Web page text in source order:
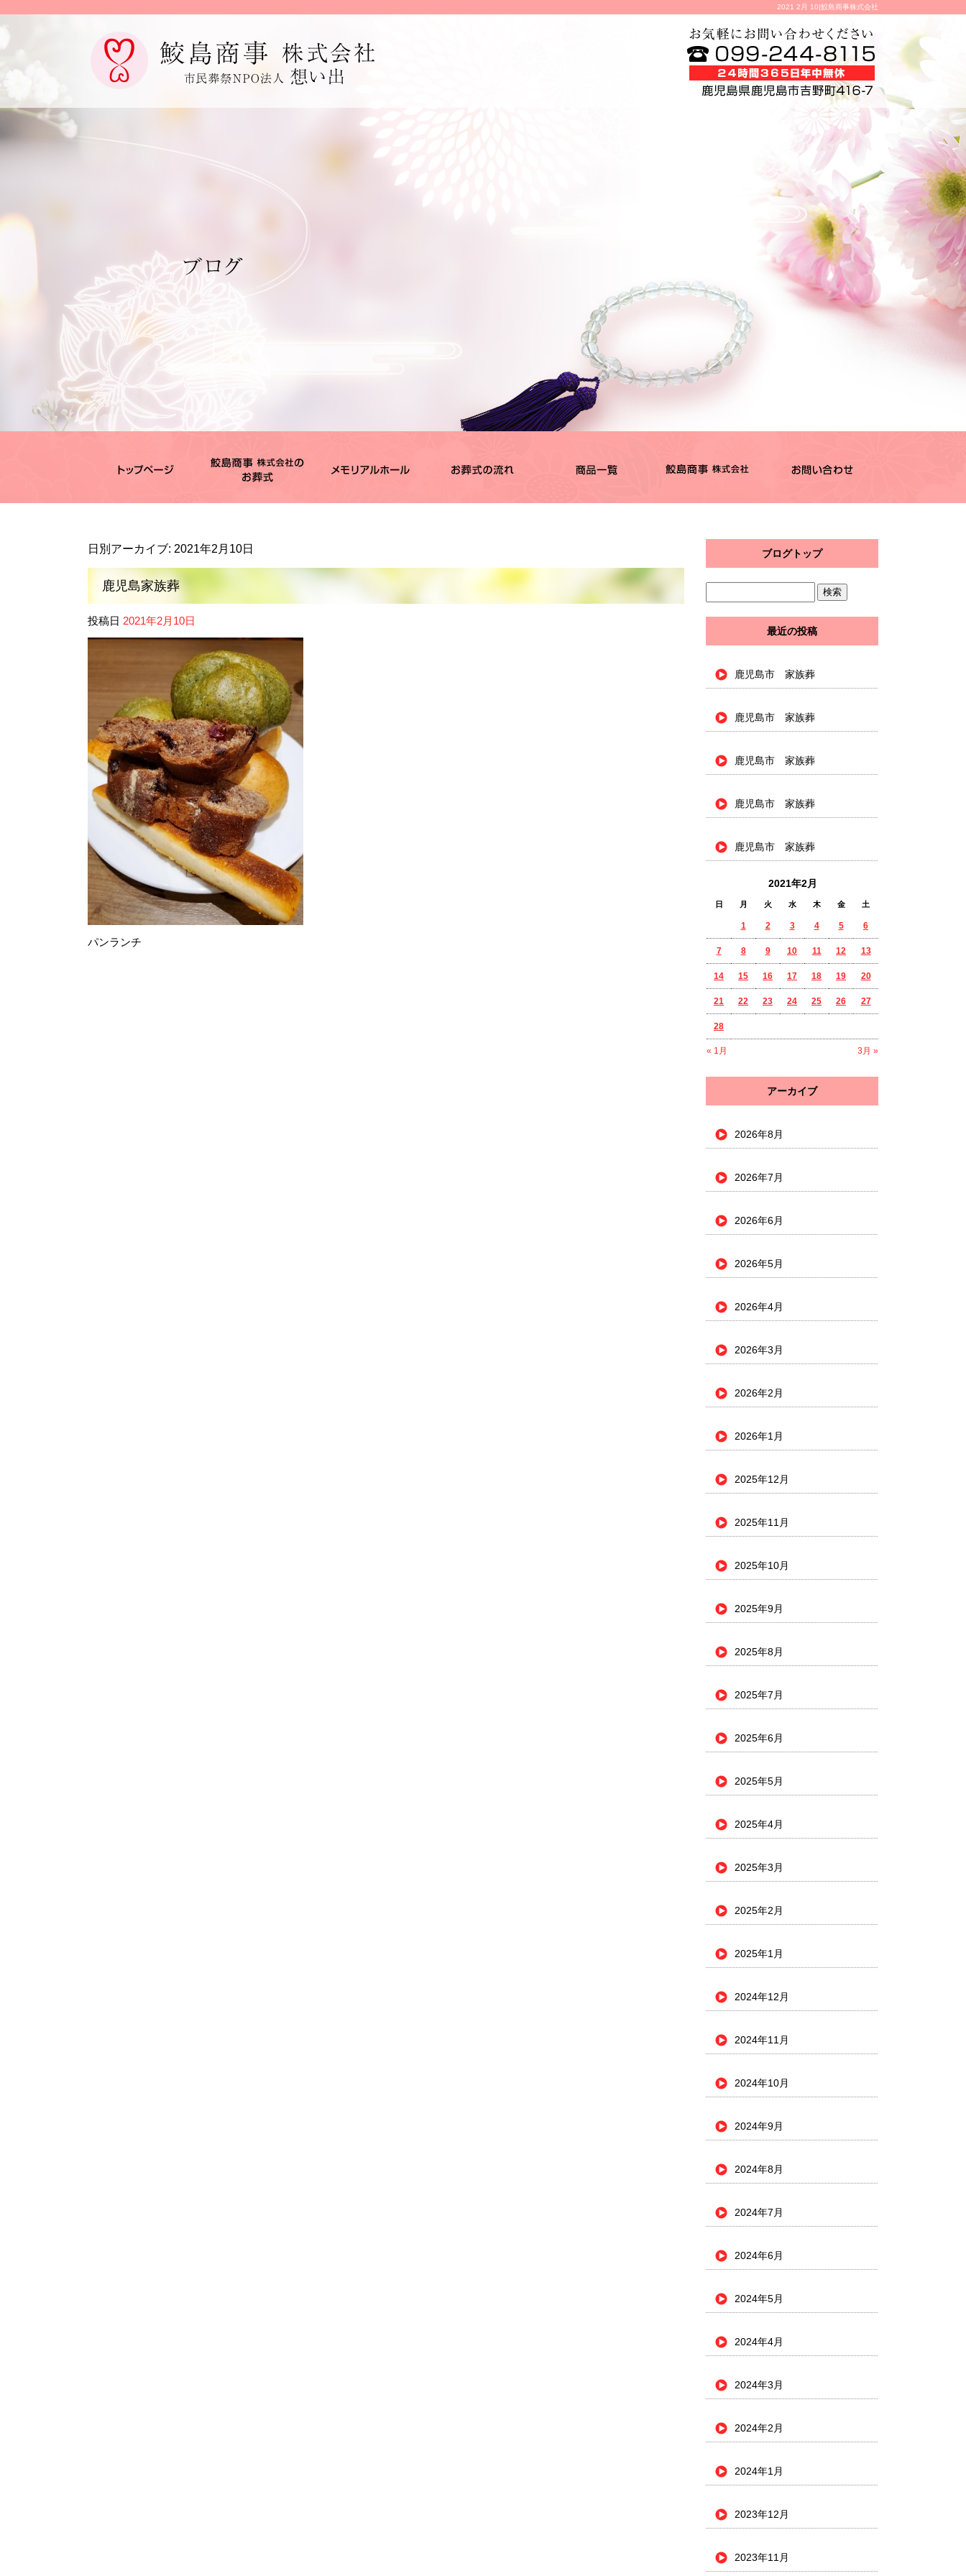
2021 2月 10|鮫島商事株式会社
日別アーカイブ: 2021年2月10日
鹿児島家族葬
投稿日 2021年2月10日
パンランチ
ブログトップ
最近の投稿
鹿児島市 家族葬
鹿児島市 家族葬
鹿児島市 家族葬
鹿児島市 家族葬
鹿児島市 家族葬
2021年2月
日 月 火 水 木 金 土
« 1月 3月 »
1 2 3 4 5 6
7 8 9 10 11 12 13
14 15 16 17 18 19 20
21 22 23 24 25 26 27
28
アーカイブ
2026年8月
2026年7月
2026年6月
2026年5月
2026年4月
2026年3月
2026年2月
2026年1月
2025年12月
2025年11月
2025年10月
2025年9月
2025年8月
2025年7月
2025年6月
2025年5月
2025年4月
2025年3月
2025年2月
2025年1月
2024年12月
2024年11月
2024年10月
2024年9月
2024年8月
2024年7月
2024年6月
2024年5月
2024年4月
2024年3月
2024年2月
2024年1月
2023年12月
2023年11月